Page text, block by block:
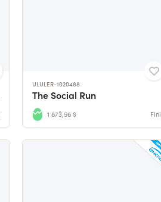
ULULER-1020488
The Social Run
1 873,56 $ Fini